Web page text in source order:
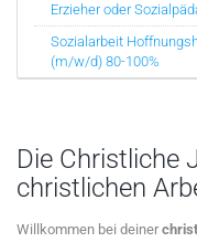
Erzieher oder
Sozialarbeit
(m/w/d) 80-100%
Die Christliche
christlichen
Willkommen bei deiner